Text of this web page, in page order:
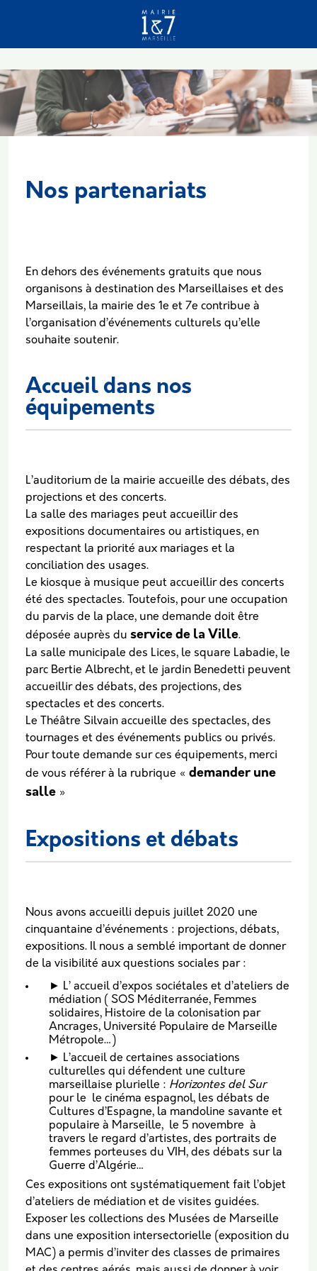
Nos partenariats
En dehors des événements gratuits que nous
organisons à destination des Marseillaises et des
Marseillais, la mairie des 1e et 7e contribue à
l’organisation d’événements culturels qu’elle
souhaite soutenir.
Accueil dans nos
équipements
L’auditorium de la mairie accueille des débats, des
projections et des concerts.
La salle des mariages peut accueillir des
expositions documentaires ou artistiques, en
respectant la priorité aux mariages et la
conciliation des usages.
Le kiosque à musique peut accueillir des concerts
été des spectacles. Toutefois, pour une occupation
du parvis de la place, une demande doit être
déposée auprès du service de la Ville.
La salle municipale des Lices, le square Labadie, le
parc Bertie Albrecht, et le jardin Benedetti peuvent
accueillir des débats, des projections, des
spectacles et des concerts.
Le Théâtre Silvain accueille des spectacles, des
tournages et des événements publics ou privés.
Pour toute demande sur ces équipements, merci
de vous référer à la rubrique « demander une
salle »
Expositions et débats
Nous avons accueilli depuis juillet 2020 une
cinquantaine d’événements : projections, débats,
expositions. Il nous a semblé important de donner
de la visibilité aux questions sociales par :
► L’ accueil d’expos sociétales et d’ateliers de
médiation ( SOS Méditerranée, Femmes
solidaires, Histoire de la colonisation par
Ancrages, Université Populaire de Marseille
Métropole…)
► L’accueil de certaines associations
culturelles qui défendent une culture
marseillaise plurielle : Horizontes del Sur
pour le le cinéma espagnol, les débats de
Cultures d’Espagne, la mandoline savante et
populaire à Marseille, le 5 novembre à
travers le regard d’artistes, des portraits de
femmes porteuses du VIH, des débats sur la
Guerre d’Algérie…
Ces expositions ont systématiquement fait l’objet
d’ateliers de médiation et de visites guidées.
Exposer les collections des Musées de Marseille
dans une exposition intersectorielle (exposition du
MAC) a permis d’inviter des classes de primaires